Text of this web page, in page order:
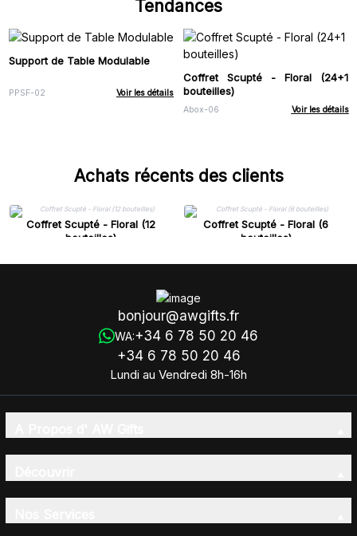
Tendances
Support de Table Modulable
PPSF-02 Voir les détails
Coffret Scupté - Floral (24+1
bouteilles)
Abox-06 Voir les détails
Achats récents des clients
Coffret Scupté - Floral (12
bouteilles)
Coffret Scupté - Floral (6
bouteilles)
bonjour@awgifts.fr
WA:+34 6 78 50 20 46
+34 6 78 50 20 46
Lundi au Vendredi 8h-16h